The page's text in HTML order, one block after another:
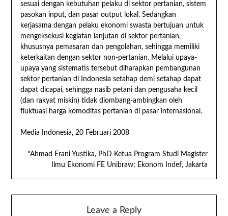
sesuai dengan kebutuhan pelaku di sektor pertanian, sistem
pasokan input, dan pasar output lokal. Sedangkan
kerjasama dengan pelaku ekonomi swasta bertujuan untuk
mengeksekusi kegiatan lanjutan di sektor pertanian,
khususnya pemasaran dan pengolahan, sehingga memiliki
keterkaitan dengan sektor non-pertanian. Melalui upaya-
upaya yang sistematis tersebut diharapkan pembangunan
sektor pertanian di Indonesia setahap demi setahap dapat
dapat dicapai, sehingga nasib petani dan pengusaha kecil
(dan rakyat miskin) tidak diombang-ambingkan oleh
fluktuasi harga komoditas pertanian di pasar internasional.
Media Indonesia, 20 Februari 2008
*Ahmad Erani Yustika, PhD Ketua Program Studi Magister
Ilmu Ekonomi FE Unibraw; Ekonom Indef, Jakarta
Leave a Reply